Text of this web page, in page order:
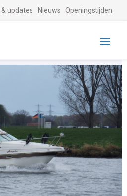
& updates Nieuws Openingstijden